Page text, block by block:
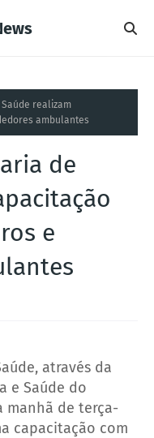
realizam
ambulantes
de
e
através da
e Saúde do
manhã de terça-
capacitação com